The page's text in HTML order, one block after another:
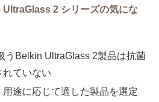
2 シリーズの気にな
うBelkin UltraGlass 2製品は抗菌
れていない
途に応じて適した製品を選定